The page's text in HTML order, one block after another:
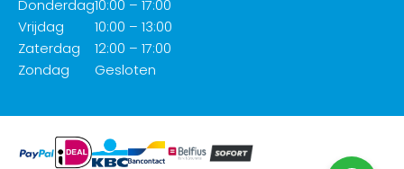
Donderdag
Vrijdag
Zaterdag
Zondag
10:00 – 17:00
10:00 – 13:00
12:00 – 17:00
Gesloten